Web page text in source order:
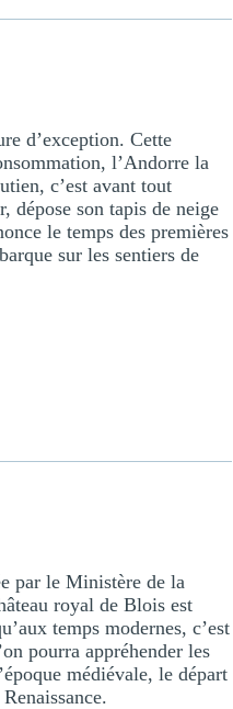
d’exception. Cette
l’Andorre la
c’est avant tout
dépose son tapis de neige
le temps des premières
sur les sentiers de
par le Ministère de la
royal de Blois est
temps modernes, c’est
pourra appréhender les
médiévale, le départ